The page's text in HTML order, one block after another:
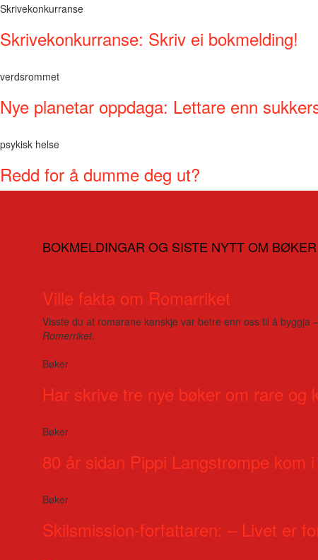
Skrivekonkurranse
Skrivekonkurranse: Skriv ei bokmelding!
verdsrommet
Nye planetar oppdaga: Lettare enn
psykisk helse
Redd for å dumme deg ut?
BOKMELDINGAR OG SISTE NYTT OM BØKER
Ville fakta om Romarriket
Visste du at romarane kanskje var betre enn oss til å
Romerriket.
Bøker
Har skrive tre nye bøker om rare og
Bøker
80 år sidan Pippi Langstrømpe kom
Bøker
Skilsmission-forfattaren: – Livet er